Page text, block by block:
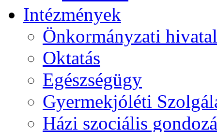
Intézmények
Önkormányzati hivatal
Oktatás
Egészségügy
Gyermekjóléti
Házi szociális